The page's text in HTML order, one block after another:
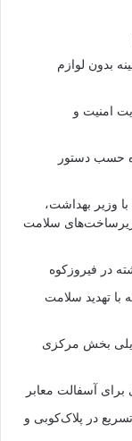
بدون لوازم
امنیت و
حسب دستور
وزیر بهداشت،
سلامت
با تهدید سلامت
بخش مرکزی
آسفالت معابر
در پلاک‌کوبی و